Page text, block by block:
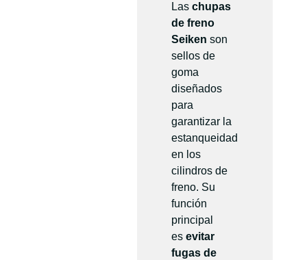
Las chupas
de freno
Seiken son
sellos de
goma
diseñados
para
garantizar la
estanqueidad
en los
cilindros de
freno. Su
función
principal
es evitar
fugas de